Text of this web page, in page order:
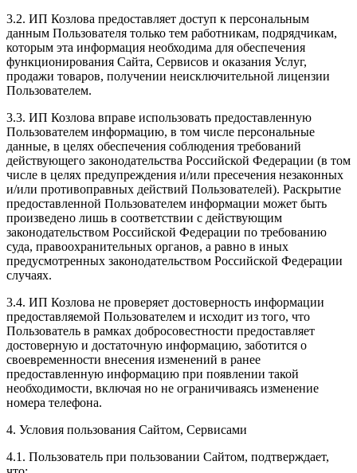
3.2. ИП Козлова предоставляет доступ к персональным
данным Пользователя только тем работникам, подрядчикам,
которым эта информация необходима для обеспечения
функционирования Сайта, Сервисов и оказания Услуг,
продажи товаров, получении неисключительной лицензии
Пользователем.
3.3. ИП Козлова вправе использовать предоставленную
Пользователем информацию, в том числе персональные
данные, в целях обеспечения соблюдения требований
действующего законодательства Российской Федерации (в том
числе в целях предупреждения и/или пресечения незаконных
и/или противоправных действий Пользователей). Раскрытие
предоставленной Пользователем информации может быть
произведено лишь в соответствии с действующим
законодательством Российской Федерации по требованию
суда, правоохранительных органов, а равно в иных
предусмотренных законодательством Российской Федерации
случаях.
3.4. ИП Козлова не проверяет достоверность информации
предоставляемой Пользователем и исходит из того, что
Пользователь в рамках добросовестности предоставляет
достоверную и достаточную информацию, заботится о
своевременности внесения изменений в ранее
предоставленную информацию при появлении такой
необходимости, включая но не ограничиваясь изменение
номера телефона.
4. Условия пользования Сайтом, Сервисами
4.1. Пользователь при пользовании Сайтом, подтверждает,